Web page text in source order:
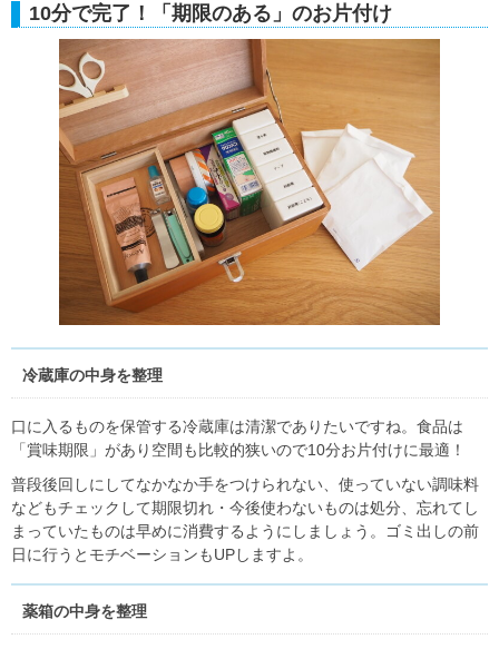
10分で完了！「期限のある」のお片付け
冷蔵庫の中身を整理
口に入るものを保管する冷蔵庫は清潔でありたいですね。食品は
「賞味期限」があり空間も比較的狭いので10分お片付けに最適！
普段後回しにしてなかなか手をつけられない、使っていない調味料
などもチェックして期限切れ・今後使わないものは処分、忘れてし
まっていたものは早めに消費するようにしましょう。ゴミ出しの前
日に行うとモチベーションもUPしますよ。
薬箱の中身を整理